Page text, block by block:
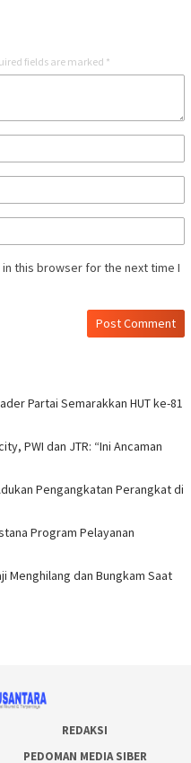
fields are marked *
this browser for the next time I
Partai Semarakkan HUT ke-81
PWI dan JTR: “Ini Ancaman
Pengangkatan Perangkat di
Program Pelayanan
Menghilang dan Bungkam Saat
REDAKSI
PEDOMAN MEDIA SIBER